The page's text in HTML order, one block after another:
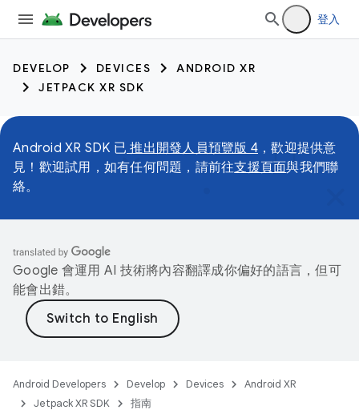
登入
DEVELOP DEVICES
ANDROID XR
JETPACK XR SDK
Android XR SDK 已 推出開發人員預覽版 4 ，歡迎提供意
見！歡迎試用，如有任何問題，請前往支援頁面與我們聯
絡。
Google 會運用 AI 技術將內容翻譯成你偏好的語言，但可
能會出錯。
Android Developers Develop Devices
Android XR
Jetpack XR SDK
指南